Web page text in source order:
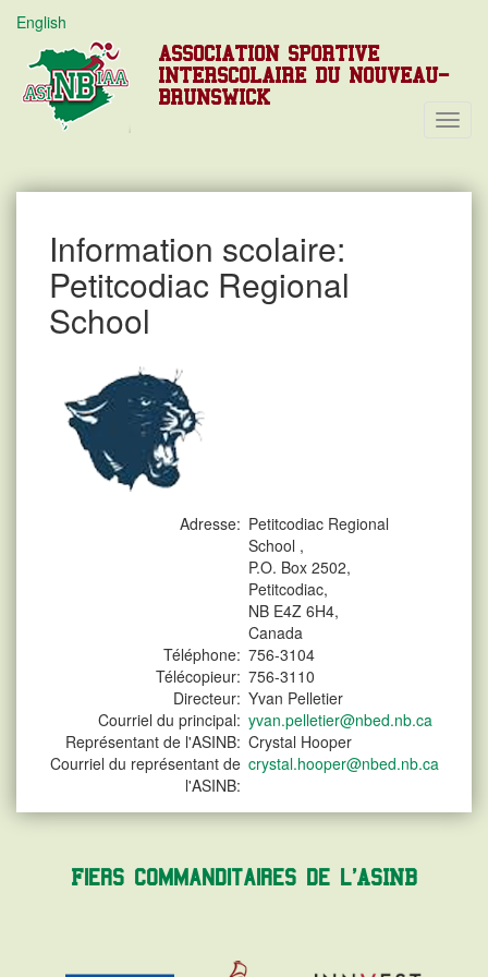
English
ASSOCIATION SPORTIVE
INTERSCOLAIRE DU NOUVEAU-
BRUNSWICK
Information scolaire:
Petitcodiac Regional
School
Adresse: Petitcodiac Regional
School ,
P.O. Box 2502,
Petitcodiac,
NB E4Z 6H4,
Canada
Téléphone: 756-3104
Télécopieur: 756-3110
Directeur: Yvan Pelletier
Courriel du principal: yvan.pelletier@nbed.nb.ca
Représentant de l'ASINB: Crystal Hooper
Courriel du représentant de
l'ASINB:
crystal.hooper@nbed.nb.ca
Fiers commanditaires de l'ASINB